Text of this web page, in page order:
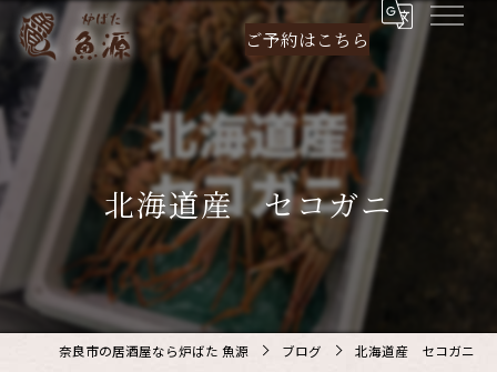
ご予約はこちら
北海道産 セコガニ
奈良市の居酒屋なら炉ばた 魚源 ブログ 北海道産 セコガニ